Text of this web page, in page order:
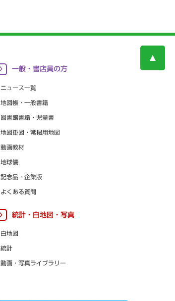
一般・書店員の方
ニュース一覧
地図帳・一般書籍
図書館書籍・児童書
地図掛図・常掲用地図
動画教材
地球儀
記念品・企業版
よくある質問
統計・白地図・写真
白地図
統計
動画・写真ライブラリー